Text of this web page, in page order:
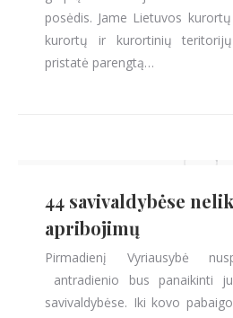
posėdis. Jame Lietuvos
kurortų ir kurortinių
pristatė parengtą…
44 savivaldybėse
apribojimų
Pirmadienį Vyriausybė
antradienio bus panaikinti
savivaldybėse. Iki kovo